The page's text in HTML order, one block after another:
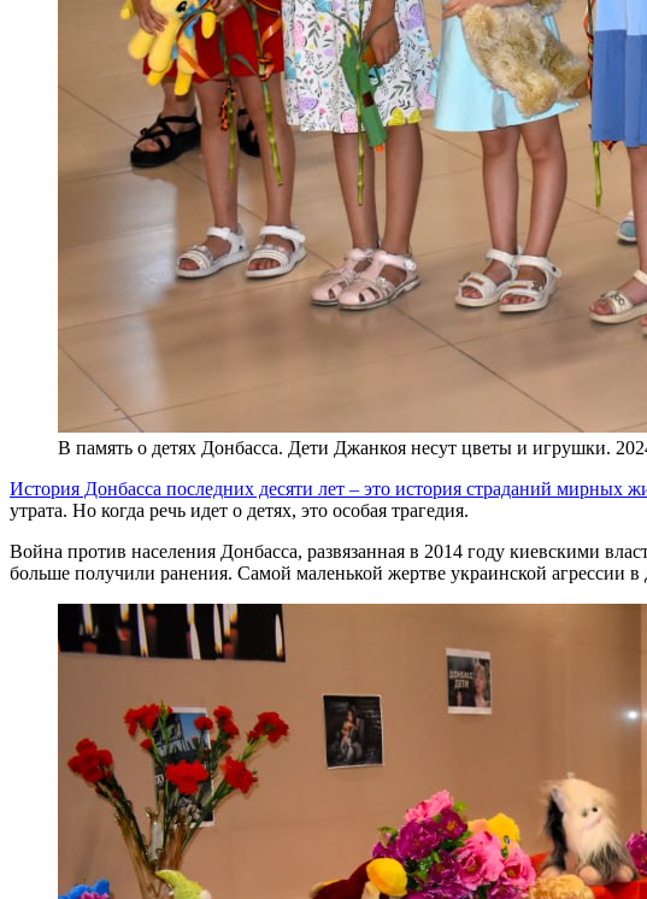
В память о детях Донбасса. Дети Джанкоя несут цветы и игрушки.
История Донбасса последних десяти лет – это история страданий мирных
утрата. Но когда речь идет о детях, это особая трагедия.
Война против населения Донбасса, развязанная в 2014 году киевскими
больше получили ранения. Самой маленькой жертве украинской агрессии в